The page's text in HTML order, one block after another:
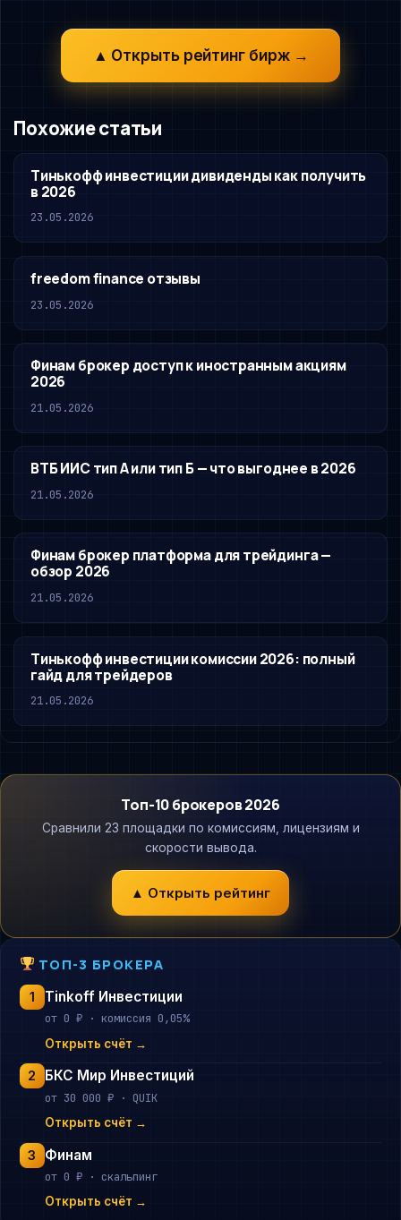
▲ Открыть рейтинг бирж →
Похожие статьи
Тинькофф инвестиции дивиденды как получить
в 2026
23.05.2026
freedom finance отзывы
23.05.2026
Финам брокер доступ к иностранным акциям
2026
21.05.2026
ВТБ ИИС тип А или тип Б — что выгоднее в 2026
21.05.2026
Финам брокер платформа для трейдинга —
обзор 2026
21.05.2026
Тинькофф инвестиции комиссии 2026: полный
гайд для трейдеров
21.05.2026
Топ-10 брокеров 2026
Сравнили 23 площадки по комиссиям, лицензиям и
скорости вывода.
▲ Открыть рейтинг
ТОП-3 БРОКЕРА
1 Tinkoff Инвестиции
от 0 ₽ · комиссия 0,05%
Открыть счёт →
2 БКС Мир Инвестиций
от 30 000 ₽ · QUIK
Открыть счёт →
3 Финам
от 0 ₽ · скальпинг
Открыть счёт →